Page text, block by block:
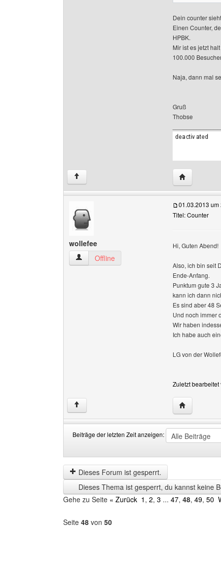
Dein counter
Einen Counter,
HPBK.
Mir ist es jetzt
100.000
Naja, dann mal
Gruß
Thobse
↑ Website
wollefee
wollefee Benutzer-Profile anzeigen
Offline
01.03.2013 um
Titel: Counter
Hi, Guten Abend!
Also, ich bin seit
Ende-Anfang.
Punktum gute 3
kann ich dann
Es sind aber 48
Und noch immer
Wir haben
Ich habe auch
LG von der
Zuletzt
↑ Website
Beiträge der letzten Zeit anzeigen:
der
letzten
Zeit
anzeigen
by
Dieses Forum ist gesperrt.
Dieses Thema ist gesperrt, du kannst keine
Gehe zu Seite « Zurück 1 , 2, 3 ... 47, 48, 49, 50
Seite 48 von 50